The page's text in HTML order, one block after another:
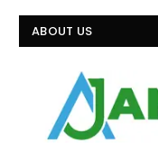
ABOUT US